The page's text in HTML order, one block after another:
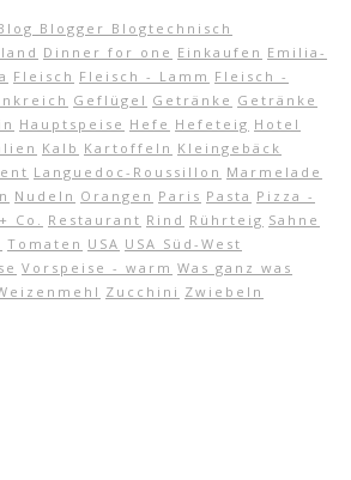
Blogger Blogtechnisch
Dinner for one Einkaufen Emilia-
Fleisch Fleisch - Lamm Fleisch -
Geflügel Getränke Getränke
Hauptspeise Hefe Hefeteig Hotel
Kalb Kartoffeln Kleingebäck
Languedoc-Roussillon Marmelade
Nudeln Orangen Paris Pasta Pizza -
Co.
Restaurant Rind Rührteig Sahne
Tomaten USA USA Süd-West
Vorspeise - warm Was ganz was
Zucchini Zwiebeln